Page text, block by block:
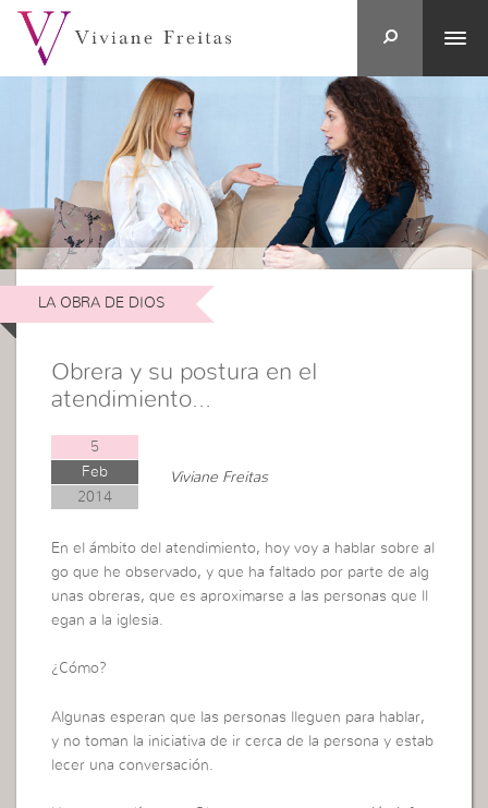
LA OBRA DE DIOS
Obrera y su postura en el
atendimiento…
5
Feb
2014
Viviane Freitas
En el ámbito del atendimiento, hoy voy a hablar sobre al
go que he observado, y que ha faltado por parte de alg
unas obreras, que es aproximarse a las personas que ll
egan a la iglesia.
¿Cómo?
Algunas esperan que las personas lleguen para hablar,
y no toman la iniciativa de ir cerca de la persona y estab
lecer una conversación.